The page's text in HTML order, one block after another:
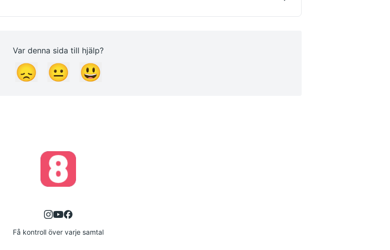
Var denna sida till hjälp?
😞 😐 😃
Få kontroll över varje samtal